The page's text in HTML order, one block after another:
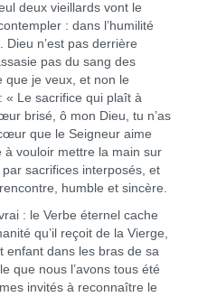
deux vieillards vont le
: dans l’humilité
Dieu n’est pas derrière
pas du sang des
que je veux, et non le
« Le sacrifice qui plaît à
brisé, ô mon Dieu, tu n’as
que le Seigneur aime
vouloir mettre la main sur
sacrifices interposés, et
humble et sincère.
: le Verbe éternel cache
qu’il reçoit de la Vierge,
enfant dans les bras de sa
que nous l’avons tous été
invités à reconnaître le